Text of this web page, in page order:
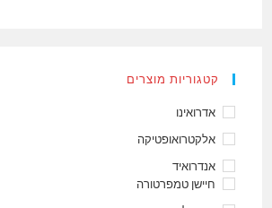
קטגוריות מוצרים
אדרואינו
אלקטרואופטיקה
אנדרואיד
חיישן טמפרטורה